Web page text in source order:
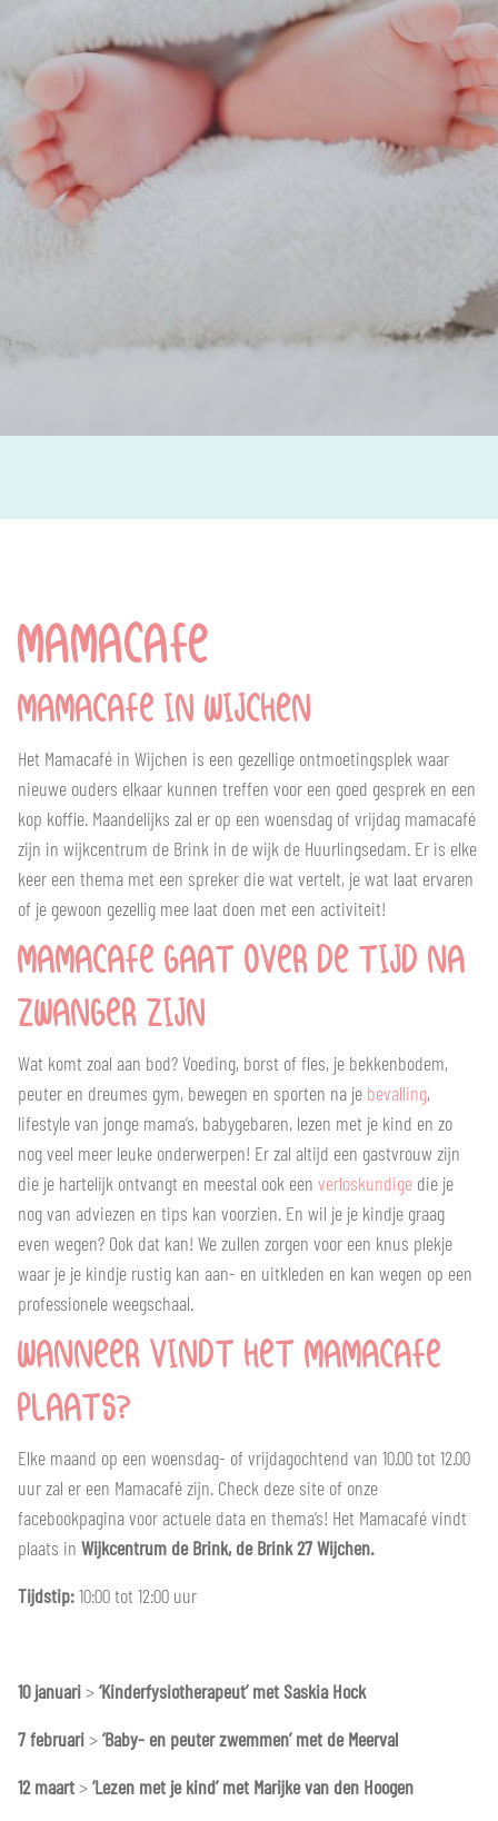
MAMACAFE
MAMACAFE IN WIJCHEN
Het Mamacafé in Wijchen is een gezellige ontmoetingsplek waar
nieuwe ouders elkaar kunnen treffen voor een goed gesprek en een
kop koffie. Maandelijks zal er op een woensdag of vrijdag mamacafé
zijn in wijkcentrum de Brink in de wijk de Huurlingsedam. Er is elke
keer een thema met een spreker die wat vertelt, je wat laat ervaren
of je gewoon gezellig mee laat doen met een activiteit!
MAMACAFE GAAT OVER DE TIJD NA
ZWANGER ZIJN
Wat komt zoal aan bod? Voeding, borst of fles, je bekkenbodem,
peuter en dreumes gym, bewegen en sporten na je bevalling,
lifestyle van jonge mama’s, babygebaren, lezen met je kind en zo
nog veel meer leuke onderwerpen! Er zal altijd een gastvrouw zijn
die je hartelijk ontvangt en meestal ook een verloskundige die je
nog van adviezen en tips kan voorzien. En wil je je kindje graag
even wegen? Ook dat kan! We zullen zorgen voor een knus plekje
waar je je kindje rustig kan aan- en uitkleden en kan wegen op een
professionele weegschaal.
WANNEER VINDT HET MAMACAFE
PLAATS?
Elke maand op een woensdag- of vrijdagochtend van 10.00 tot 12.00
uur zal er een Mamacafé zijn. Check deze site of onze
facebookpagina voor actuele data en thema’s! Het Mamacafé vindt
plaats in Wijkcentrum de Brink, de Brink 27 Wijchen.
Tijdstip:10:00 tot 12:00 uur
10 januari>‘Kinderfysiotherapeut’ met Saskia Hock
7 februari>‘Baby- en peuter zwemmen’ met de Meerval
12 maart>‘Lezen met je kind’ met Marijke van den Hoogen